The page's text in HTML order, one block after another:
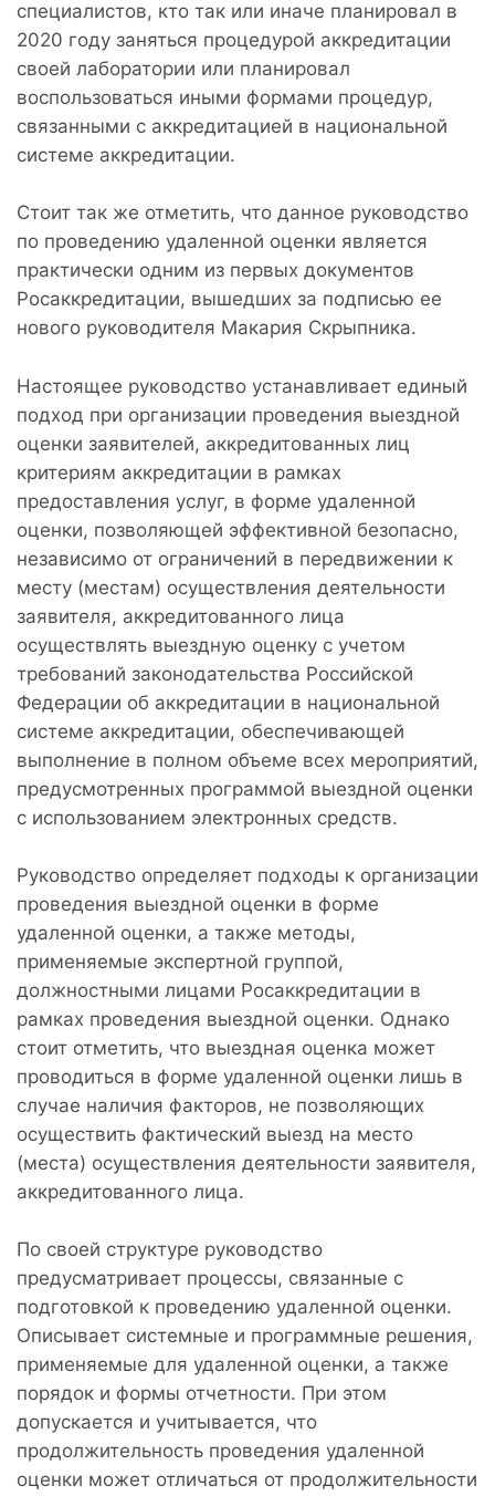
специалистов, кто так или иначе планировал в
2020 году заняться процедурой аккредитации
своей лаборатории или планировал
воспользоваться иными формами процедур,
связанными с аккредитацией в национальной
системе аккредитации.
Стоит так же отметить, что данное руководство
по проведению удаленной оценки является
практически одним из первых документов
Росаккредитации, вышедших за подписью ее
нового руководителя Макария Скрыпника.
Настоящее руководство устанавливает единый
подход при организации проведения выездной
оценки заявителей, аккредитованных лиц
критериям аккредитации в рамках
предоставления услуг, в форме удаленной
оценки, позволяющей эффективной безопасно,
независимо от ограничений в передвижении к
месту (местам) осуществления деятельности
заявителя, аккредитованного лица
осуществлять выездную оценку с учетом
требований законодательства Российской
Федерации об аккредитации в национальной
системе аккредитации, обеспечивающей
выполнение в полном объеме всех мероприятий,
предусмотренных программой выездной оценки
с использованием электронных средств.
Руководство определяет подходы к организации
проведения выездной оценки в форме
удаленной оценки, а также методы,
применяемые экспертной группой,
должностными лицами Росаккредитации в
рамках проведения выездной оценки. Однако
стоит отметить, что выездная оценка может
проводиться в форме удаленной оценки лишь в
случае наличия факторов, не позволяющих
осуществить фактический выезд на место
(места) осуществления деятельности заявителя,
аккредитованного лица.
По своей структуре руководство
предусматривает процессы, связанные с
подготовкой к проведению удаленной оценки.
Описывает системные и программные решения,
применяемые для удаленной оценки, а также
порядок и формы отчетности. При этом
допускается и учитывается, что
продолжительность проведения удаленной
оценки может отличаться от продолжительности